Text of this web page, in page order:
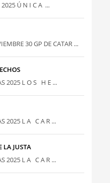
2025 Ú N I C A ...
30 GP DE CATAR ...
2025 L O S H E ...
2025 L A C A R ...
LA JUSTA
2025 L A C A R ...